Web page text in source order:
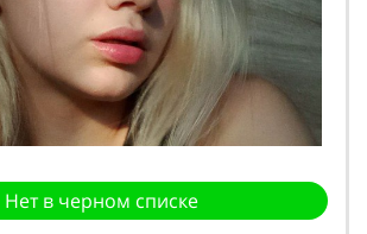
Нет в черном списке